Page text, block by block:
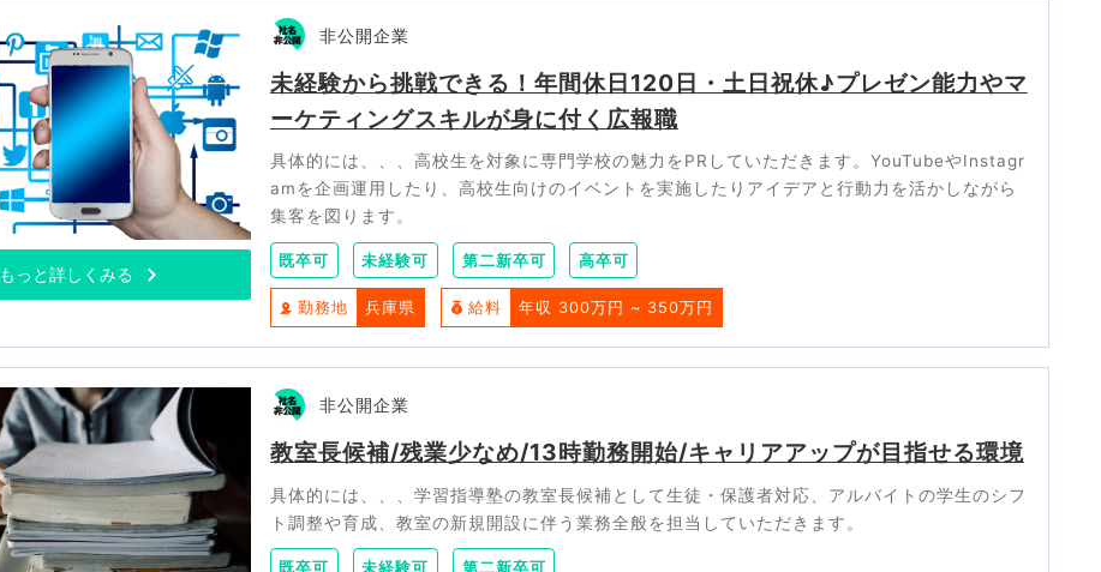
もっと詳しくみる
非公開企業
未経験から挑戦できる！年間休日120日・土日祝休♪プレゼン能力やマ
ーケティングスキルが身に付く広報職
具体的には、、、高校生を対象に専門学校の魅力をPRしていただきます。YouTubeやInstagr
amを企画運用したり、高校生向けのイベントを実施したりアイデアと行動力を活かしながら
集客を図ります。
既卒可 未経験可 第二新卒可 高卒可
勤務地 兵庫県 給料 年収 300万円 ~ 350万円
非公開企業
教室長候補/残業少なめ/13時勤務開始/キャリアアップが目指せる環境
具体的には、、、学習指導塾の教室長候補として生徒・保護者対応、アルバイトの学生のシフ
ト調整や育成、教室の新規開設に伴う業務全般を担当していただきます。
既卒可 未経験可 第二新卒可